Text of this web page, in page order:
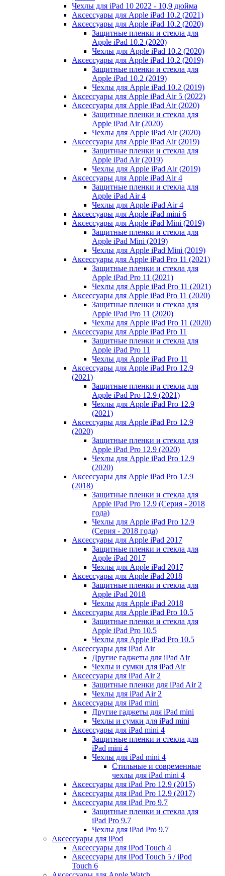
Чехлы для iPad 10 2022 - 10,9 дюйма
Аксессуары для Apple iPad 10.2 (2021)
Аксессуары для Apple iPad 10.2 (2020)
Защитные пленки и стекла для
Apple iPad 10.2 (2020)
Чехлы для Apple iPad 10.2 (2020)
Аксессуары для Apple iPad 10.2 (2019)
Защитные пленки и стекла для
Apple iPad 10.2 (2019)
Чехлы для Apple iPad 10.2 (2019)
Аксессуары для Apple iPad Air 5 (2022)
Аксессуары для Apple iPad Air (2020)
Защитные пленки и стекла для
Apple iPad Air (2020)
Чехлы для Apple iPad Air (2020)
Аксессуары для Apple iPad Air (2019)
Защитные пленки и стекла для
Apple iPad Air (2019)
Чехлы для Apple iPad Air (2019)
Аксессуары для Apple iPad Air 4
Защитные пленки и стекла для
Apple iPad Air 4
Чехлы для Apple iPad Air 4
Аксессуары для Apple iPad mini 6
Аксессуары для Apple iPad Mini (2019)
Защитные пленки и стекла для
Apple iPad Mini (2019)
Чехлы для Apple iPad Mini (2019)
Аксессуары для Apple iPad Pro 11 (2021)
Защитные пленки и стекла для
Apple iPad Pro 11 (2021)
Чехлы для Apple iPad Pro 11 (2021)
Аксессуары для Apple iPad Pro 11 (2020)
Защитные пленки и стекла для
Apple iPad Pro 11 (2020)
Чехлы для Apple iPad Pro 11 (2020)
Аксессуары для Apple iPad Pro 11
Защитные пленки и стекла для
Apple iPad Pro 11
Чехлы для Apple iPad Pro 11
Аксессуары для Apple iPad Pro 12.9
(2021)
Защитные пленки и стекла для
Apple iPad Pro 12.9 (2021)
Чехлы для Apple iPad Pro 12.9
(2021)
Аксессуары для Apple iPad Pro 12.9
(2020)
Защитные пленки и стекла для
Apple iPad Pro 12.9 (2020)
Чехлы для Apple iPad Pro 12.9
(2020)
Аксессуары для Apple iPad Pro 12.9
(2018)
Защитные пленки и стекла для
Apple iPad Pro 12.9 (Серия - 2018
года)
Чехлы для Apple iPad Pro 12.9
(Серия - 2018 года)
Аксессуары для Apple iPad 2017
Защитные пленки и стекла для
Apple iPad 2017
Чехлы для Apple iPad 2017
Аксессуары для Apple iPad 2018
Защитные пленки и стекла для
Apple iPad 2018
Чехлы для Apple iPad 2018
Аксессуары для Apple iPad Pro 10.5
Защитные пленки и стекла для
Apple iPad Pro 10.5
Чехлы для Apple iPad Pro 10.5
Аксессуары для iPad Air
Другие гаджеты для iPad Air
Чехлы и сумки для iPad Air
Аксессуары для iPad Air 2
Защитные пленки для iPad Air 2
Чехлы для iPad Air 2
Аксессуары для iPad mini
Другие гаджеты для iPad mini
Чехлы и сумки для iPad mini
Аксессуары для iPad mini 4
Защитные пленки и стекла для
iPad mini 4
Чехлы для iPad mini 4
Стильные и современные
чехлы для iPad mini 4
Аксессуары для iPad Pro 12.9 (2015)
Аксессуары для iPad Pro 12.9 (2017)
Аксессуары для iPad Pro 9.7
Защитные пленки и стекла для
iPad Pro 9.7
Чехлы для iPad Pro 9.7
Аксессуары для iPod
Аксессуары для iPod Touch 4
Аксессуары для iPod Touch 5 / iPod
Touch 6